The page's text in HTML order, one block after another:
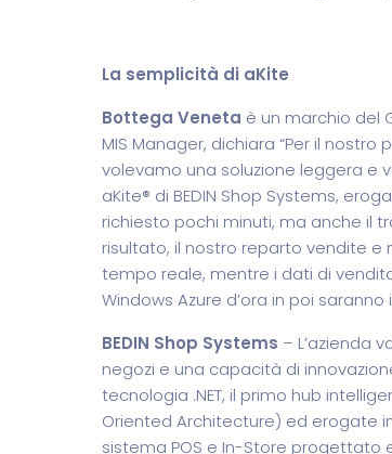
La semplicità di aKite
Bottega Veneta è un marchio del
MIS Manager, dichiara “Per il nostro
volevamo una soluzione leggera e
aKite® di BEDIN Shop Systems,
richiesto pochi minuti, ma anche il
risultato, il nostro reparto vendite
tempo reale, mentre i dati di
Windows Azure d’ora in poi
BEDIN Shop Systems – L’azienda
negozi e una capacità di
tecnologia .NET, il primo hub
Oriented Architecture) ed erogate
sistema POS e In-Store progettato